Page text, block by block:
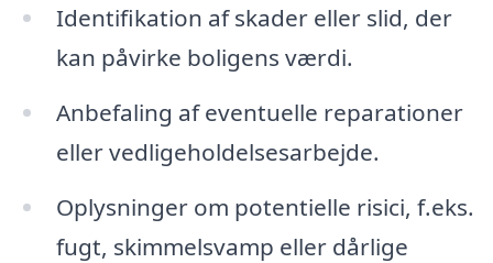
Identifikation af skader eller slid, der
kan påvirke boligens værdi.
Anbefaling af eventuelle reparationer
eller vedligeholdelsesarbejde.
Oplysninger om potentielle risici, f.eks.
fugt, skimmelsvamp eller dårlige